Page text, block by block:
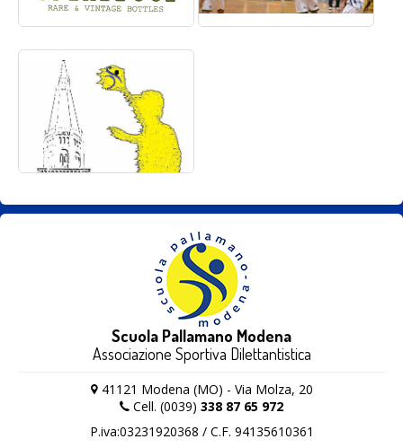
Scuola Pallamano Modena
Associazione Sportiva Dilettantistica
41121 Modena (MO) - Via Molza, 20
Cell. (0039) 338 87 65 972
P.iva:03231920368 / C.F. 94135610361